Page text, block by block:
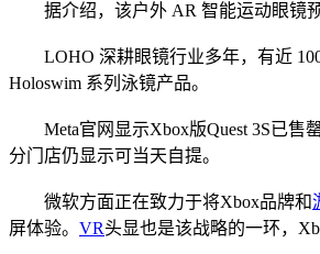
据介绍，该户外 AR 智能运动眼镜预
LOHO 深耕眼镜行业多年，有近
Holoswim 系列泳镜产品。
Meta官网显示Xbox版Quest 3S已售罄
分门店仍显示可当天自提。
微软方面正在致力于将Xbox品牌和
屏体验。 VR头显也是该战略的一环，